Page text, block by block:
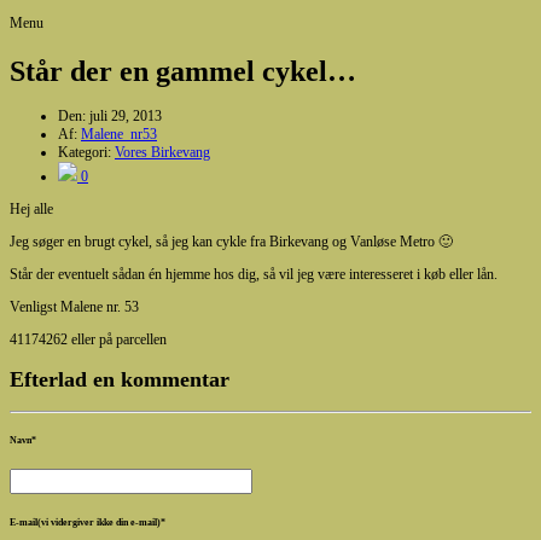
Menu
Står der en gammel cykel…
Den: juli 29, 2013
Af: Malene_nr53
Kategori: Vores Birkevang
0
Hej alle
Jeg søger en brugt cykel, så jeg kan cykle fra Birkevang og Vanløse Metro 🙂
Står der eventuelt sådan én hjemme hos dig, så vil jeg være interesseret i køb eller lån.
Venligst Malene nr. 53
41174262 eller på parcellen
Efterlad en kommentar
Navn*
E-mail(vi vidergiver ikke din e-mail)*